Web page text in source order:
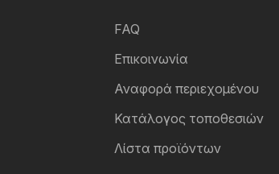
FAQ
Επικοινωνία
Αναφορά περιεχομένου
Κατάλογος τοποθεσιών
Λίστα προϊόντων